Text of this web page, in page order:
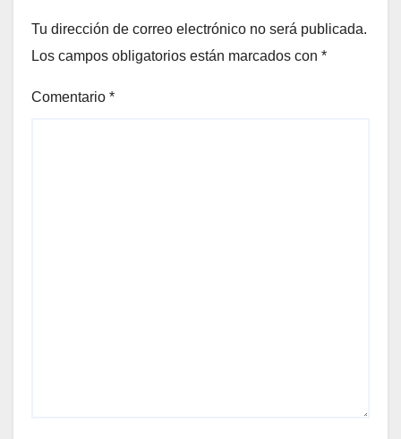
Tu dirección de correo electrónico no será publicada.
Los campos obligatorios están marcados con *
Comentario *